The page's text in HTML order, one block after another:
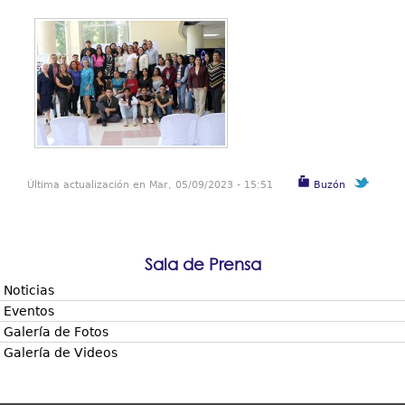
Buzón
Última actualización en Mar, 05/09/2023 - 15:51
Sala de Prensa
Noticias
Eventos
Galería de Fotos
Galería de Videos